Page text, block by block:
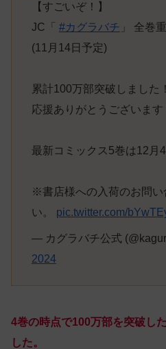
【すごいぞ！】
JC「 #カグラバチ 」 全巻
(11月14日予定)
累計100万部突破しました
応援ありがとうございます
最新コミックス5巻は12月
※書店様への入荷のお問い
い。 pic.twitter.com/
— カグラバチ公式
2024
4巻の時点で100万部を突破し
した。